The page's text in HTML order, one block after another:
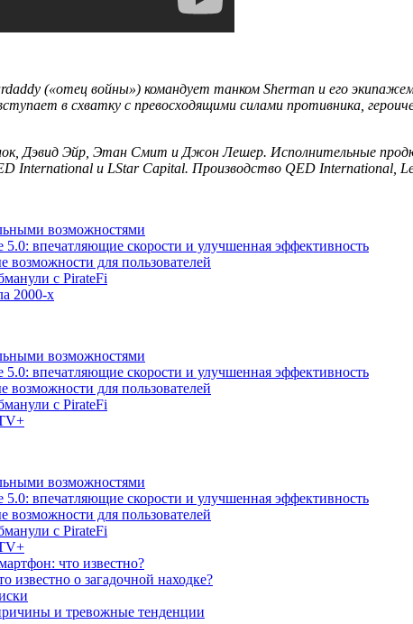
(«отец войны») командует танком Sherman и его
в схватку с превосходящими силами противника,
Дэвид Эйр, Этан Смит и Джон Лешер. Исполнительные
International и LStar Capital. Производство QED International,
возможностями
впечатляющие скорости и улучшенная эффективность
возможности для пользователей
с PirateFi
2000-х
возможностями
впечатляющие скорости и улучшенная эффективность
возможности для пользователей
с PirateFi
возможностями
впечатляющие скорости и улучшенная эффективность
возможности для пользователей
с PirateFi
что известно?
о загадочной находке?
и тревожные тенденции